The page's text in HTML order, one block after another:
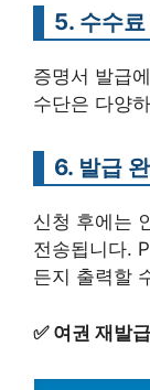
5. 수수료
증명서 발급
수단은 다양
6. 발급
신청 후에는
전송됩니다.
든지 출력할
✅ 여권 재발